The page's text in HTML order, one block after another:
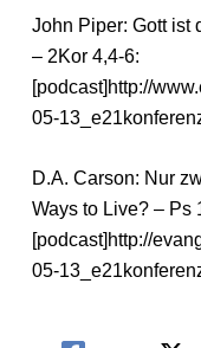
John Piper: Gott ist
– 2Kor 4,4-6:
[podcast]http://
05-
D.A. Carson: Nur
Ways to Live? – Ps
[podcast]http://
05-